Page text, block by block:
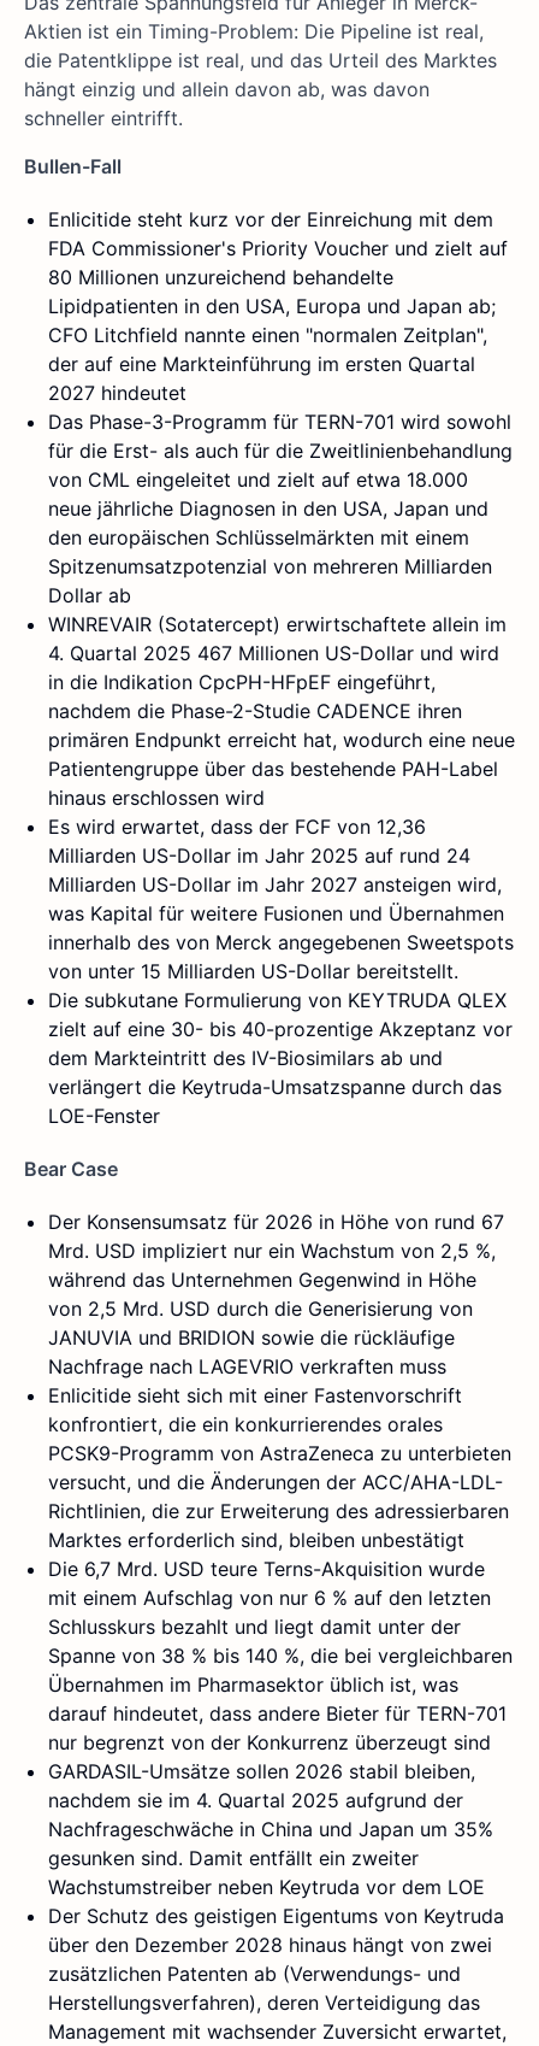
Aktien ist ein Timing-Problem: Die Pipeline ist real,
die Patentklippe ist real, und das Urteil des Marktes
hängt einzig und allein davon ab, was davon
schneller eintrifft.
Bullen-Fall
Enlicitide steht kurz vor der Einreichung mit dem
FDA Commissioner's Priority Voucher und zielt auf
80 Millionen unzureichend behandelte
Lipidpatienten in den USA, Europa und Japan ab;
CFO Litchfield nannte einen "normalen Zeitplan",
der auf eine Markteinführung im ersten Quartal
2027 hindeutet
Das Phase-3-Programm für TERN-701 wird sowohl
für die Erst- als auch für die Zweitlinienbehandlung
von CML eingeleitet und zielt auf etwa 18.000
neue jährliche Diagnosen in den USA, Japan und
den europäischen Schlüsselmärkten mit einem
Spitzenumsatzpotenzial von mehreren Milliarden
Dollar ab
WINREVAIR (Sotatercept) erwirtschaftete allein im
4. Quartal 2025 467 Millionen US-Dollar und wird
in die Indikation CpcPH-HFpEF eingeführt,
nachdem die Phase-2-Studie CADENCE ihren
primären Endpunkt erreicht hat, wodurch eine neue
Patientengruppe über das bestehende PAH-Label
hinaus erschlossen wird
Es wird erwartet, dass der FCF von 12,36
Milliarden US-Dollar im Jahr 2025 auf rund 24
Milliarden US-Dollar im Jahr 2027 ansteigen wird,
was Kapital für weitere Fusionen und Übernahmen
innerhalb des von Merck angegebenen Sweetspots
von unter 15 Milliarden US-Dollar bereitstellt.
Die subkutane Formulierung von KEYTRUDA QLEX
zielt auf eine 30- bis 40-prozentige Akzeptanz vor
dem Markteintritt des IV-Biosimilars ab und
verlängert die Keytruda-Umsatzspanne durch das
LOE-Fenster
Bear Case
Der Konsensumsatz für 2026 in Höhe von rund 67
Mrd. USD impliziert nur ein Wachstum von 2,5 %,
während das Unternehmen Gegenwind in Höhe
von 2,5 Mrd. USD durch die Generisierung von
JANUVIA und BRIDION sowie die rückläufige
Nachfrage nach LAGEVRIO verkraften muss
Enlicitide sieht sich mit einer Fastenvorschrift
konfrontiert, die ein konkurrierendes orales
PCSK9-Programm von AstraZeneca zu unterbieten
versucht, und die Änderungen der ACC/AHA-LDL-
Richtlinien, die zur Erweiterung des adressierbaren
Marktes erforderlich sind, bleiben unbestätigt
Die 6,7 Mrd. USD teure Terns-Akquisition wurde
mit einem Aufschlag von nur 6 % auf den letzten
Schlusskurs bezahlt und liegt damit unter der
Spanne von 38 % bis 140 %, die bei vergleichbaren
Übernahmen im Pharmasektor üblich ist, was
darauf hindeutet, dass andere Bieter für TERN-701
nur begrenzt von der Konkurrenz überzeugt sind
GARDASIL-Umsätze sollen 2026 stabil bleiben,
nachdem sie im 4. Quartal 2025 aufgrund der
Nachfrageschwäche in China und Japan um 35%
gesunken sind. Damit entfällt ein zweiter
Wachstumstreiber neben Keytruda vor dem LOE
Der Schutz des geistigen Eigentums von Keytruda
über den Dezember 2028 hinaus hängt von zwei
zusätzlichen Patenten ab (Verwendungs- und
Herstellungsverfahren), deren Verteidigung das
Management mit wachsender Zuversicht erwartet,